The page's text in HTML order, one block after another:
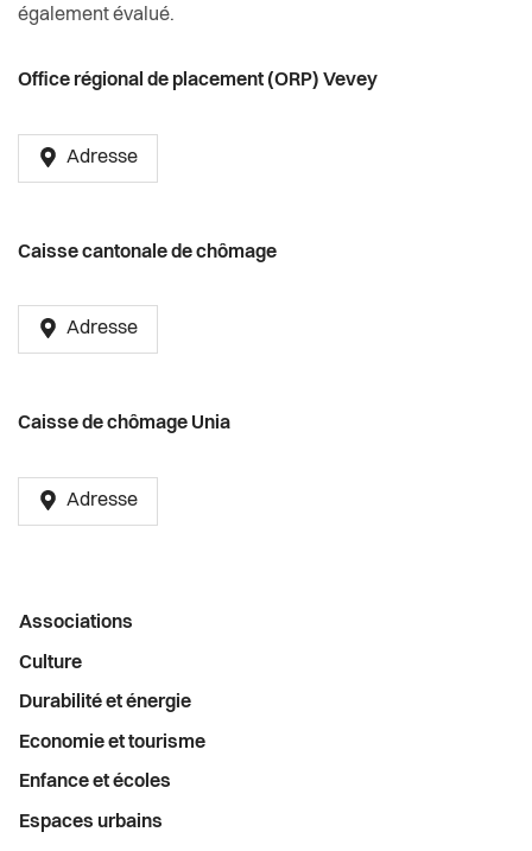
Religions
Santé et social
Sécurité
Sport
Transport et mobilité
Seniors
également évalué.
Office régional de placement (ORP) Vevey
Adresse
Caisse cantonale de chômage
Adresse
Caisse de chômage Unia
Adresse
Menu
latéral
Associations
Culture
Durabilité et énergie
Economie et tourisme
Enfance et écoles
Espaces urbains